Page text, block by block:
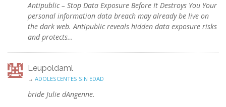
Antipublic – Stop Data Exposure Before It Destroys You Your
personal information data breach may already be live on
the dark web. Antipublic reveals hidden data exposure risks
and protects…
Leupoldaml
→ ADOLESCENTES SIN EDAD
bride Julie dAngenne.